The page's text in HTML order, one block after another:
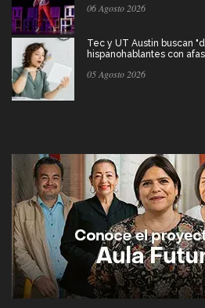
06 Agosto 2026
Tec y UT Austin buscan
hispanohablantes con
05 Agosto 2026